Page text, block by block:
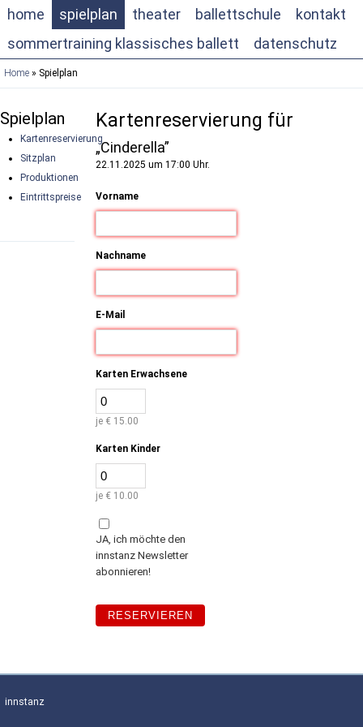
home spielplan theater ballettschule
kontakt
sommertraining klassisches ballett
datenschutz
Home » Spielplan
Spielplan
Kartenreservierung
Sitzplan
Produktionen
Eintrittspreise
Kartenreservierung für
„Cinderella”
22.11.2025 um 17:00 Uhr.
Vorname
Nachname
E-Mail
Karten Erwachsene
je € 15.00
Karten Kinder
je € 10.00
JA, ich möchte den
innstanz Newsletter
abonnieren!
innstanz